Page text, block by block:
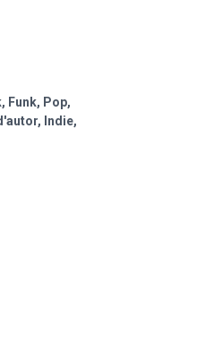
Funk, Pop,
Indie,